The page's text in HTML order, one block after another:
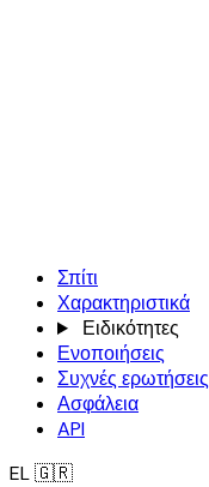
Σπίτι
Χαρακτηριστικά
Ειδικότητες
Ενοποιήσεις
Συχνές ερωτήσεις
Ασφάλεια
API
EL🇬🇷